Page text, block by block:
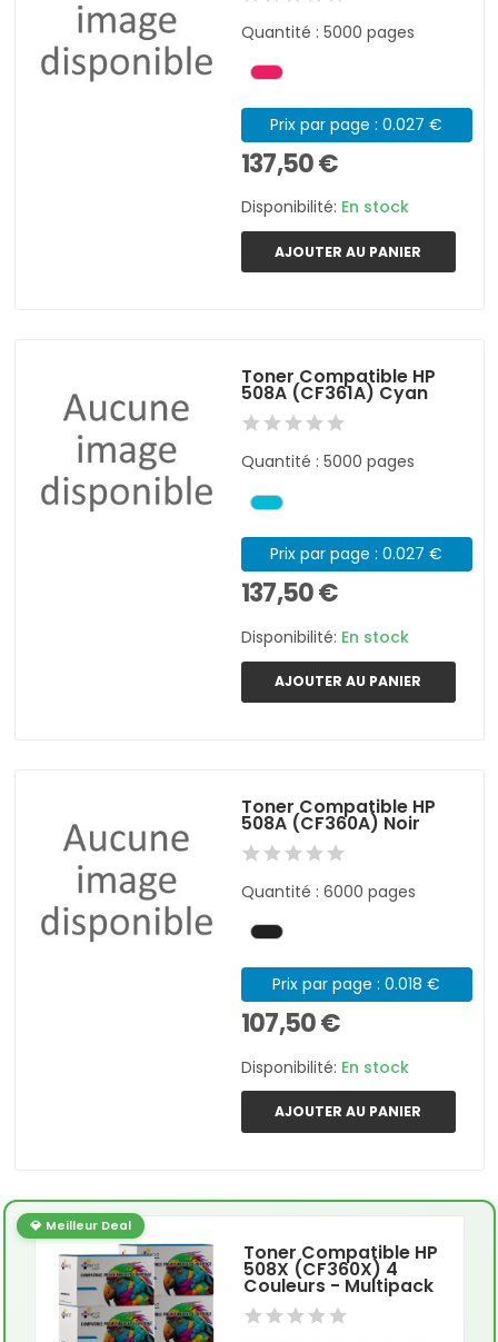
Quantité : 5000 pages
Prix par page : 0.027 €
137,50 €
Disponibilité: En stock
AJOUTER AU PANIER
Toner Compatible HP
508A (CF361A) Cyan
Quantité : 5000 pages
Prix par page : 0.027 €
137,50 €
Disponibilité: En stock
AJOUTER AU PANIER
Toner Compatible HP
508A (CF360A) Noir
Quantité : 6000 pages
Prix par page : 0.018 €
107,50 €
Disponibilité: En stock
AJOUTER AU PANIER
💎 Meilleur Deal
Toner Compatible HP
508X (CF360X) 4
Couleurs - Multipack